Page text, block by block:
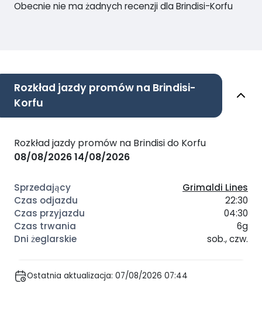
Obecnie nie ma żadnych recenzji dla Brindisi-Korfu
Rozkład jazdy promów na Brindisi-
Korfu
Rozkład jazdy promów na Brindisi do Korfu
08/08/202614/08/2026
Grimaldi Lines
22:30
04:30
6g
sob., czw.
Ostatnia aktualizacja: 07/08/2026 07:44